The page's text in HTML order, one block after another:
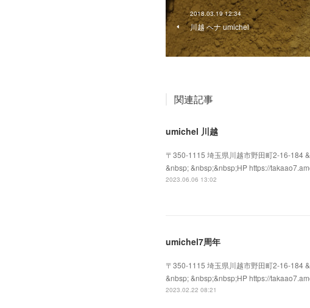
2018.03.19 12:34
川越 ヘナ umichel
関連記事
umichel 川越
〒350-1115 埼玉県川越市野田町2-16-184
&nbsp; &nbsp;&nbsp;HP https://
2023.06.06 13:02
umichel7周年
〒350-1115 埼玉県川越市野田町2-16-184
&nbsp; &nbsp;&nbsp;HP https://
2023.02.22 08:21